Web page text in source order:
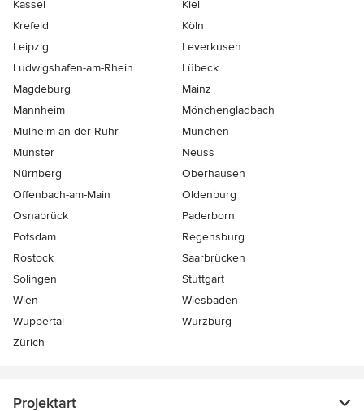
Kassel
Kiel
Krefeld
Köln
Leipzig
Leverkusen
Ludwigshafen-am-Rhein
Lübeck
Magdeburg
Mainz
Mannheim
Mönchen­gladbach
Mülheim-an-der-Ruhr
München
Münster
Neuss
Nürnberg
Oberhausen
Offenbach-am-Main
Oldenburg
Osnabrück
Paderborn
Potsdam
Regensburg
Rostock
Saarbrücken
Solingen
Stuttgart
Wien
Wiesbaden
Wuppertal
Würzburg
Zürich
Projektart